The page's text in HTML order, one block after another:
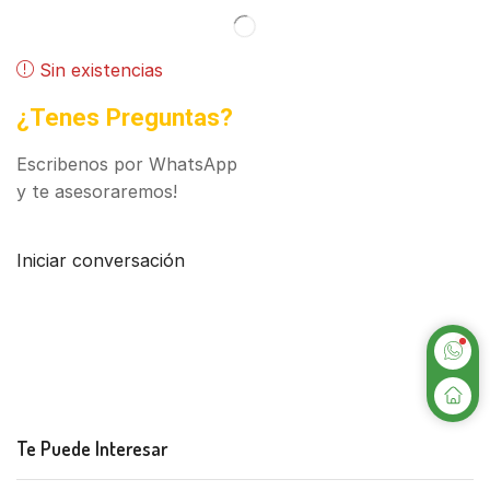
Sin existencias
¿Tenes Preguntas?
Escribenos por WhatsApp
y te asesoraremos!
Iniciar conversación
Te Puede Interesar